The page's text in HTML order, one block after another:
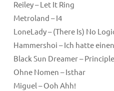
Reiley – Let It Ring
Metroland – I4
LoneLady – (There Is) No
Hammershoi – Ich hatte
Black Sun Dreamer –
Ohne Nomen – Isthar
Miguel – Ooh Ahh!